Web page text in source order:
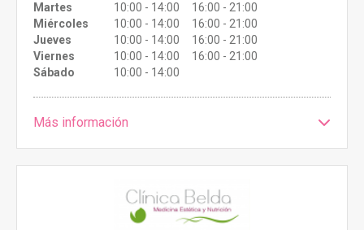
Martes
10:00 - 14:00 16:00 - 21:00
Miércoles
10:00 - 14:00 16:00 - 21:00
Jueves
10:00 - 14:00 16:00 - 21:00
Viernes
10:00 - 14:00 16:00 - 21:00
Sábado
10:00 - 14:00
Más información